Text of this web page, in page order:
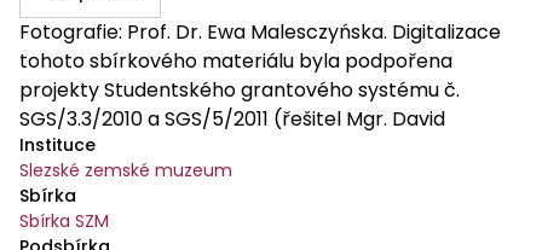
Fotografie: Prof. Dr. Ewa Malesczyńska. Digitalizace
tohoto sbírkového materiálu byla podpořena
projekty Studentského grantového systému č.
SGS/3.3/2010 a SGS/5/2011 (řešitel Mgr. David
Váhala) realizovanými na Slezské univerzitě v Opavě.
Instituce
Slezské zemské muzeum
Sbírka
Sbírka SZM